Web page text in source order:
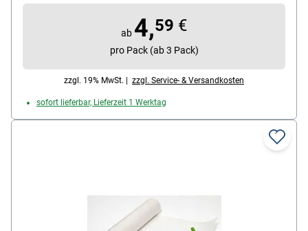
ab 4,59 €
pro Pack (ab 3 Pack)
zzgl. 19% MwSt. | zzgl. Service- & Versandkosten
sofort lieferbar, Lieferzeit 1 Werktag